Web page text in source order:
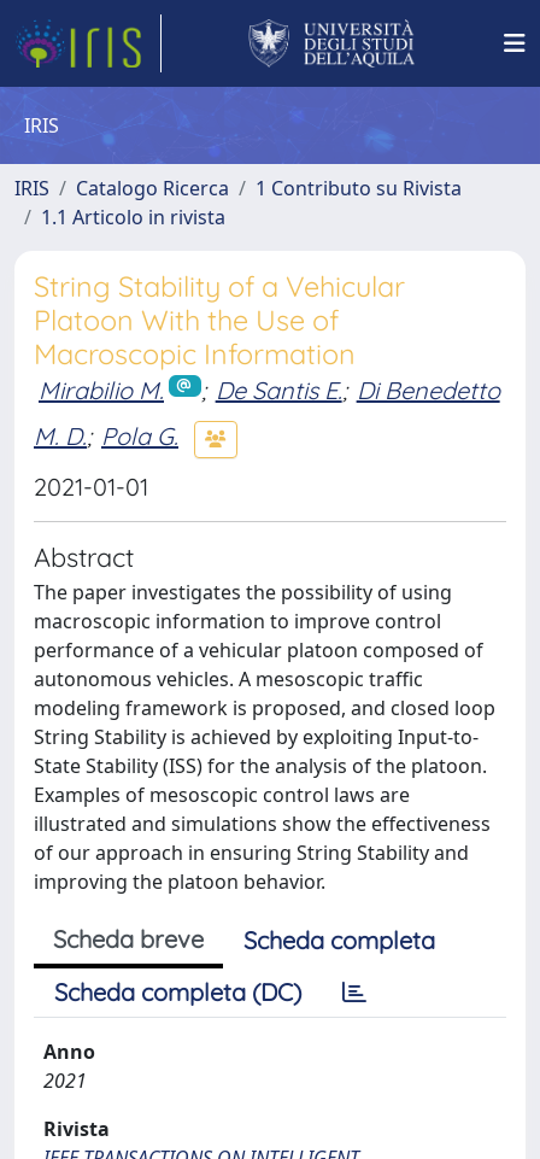
IRIS
IRIS Catalogo Ricerca
1 Contributo su Rivista
1.1 Articolo in rivista
String Stability of a Vehicular
Platoon With the Use of
Macroscopic Information
Mirabilio M. ; De Santis E.; Di Benedetto
M. D.; Pola G.
2021-01-01
Abstract
The paper investigates the possibility of using
macroscopic information to improve control
performance of a vehicular platoon composed of
autonomous vehicles. A mesoscopic traffic
modeling framework is proposed, and closed loop
String Stability is achieved by exploiting Input-to-
State Stability (ISS) for the analysis of the platoon.
Examples of mesoscopic control laws are
illustrated and simulations show the effectiveness
of our approach in ensuring String Stability and
improving the platoon behavior.
Scheda breve
Scheda completa
Scheda completa (DC)
Anno
2021
Rivista